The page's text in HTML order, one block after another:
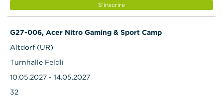
S'inscrire
G27-006, Acer Nitro Gaming & Sport Camp
Altdorf (UR)
Turnhalle Feldli
10.05.2027 - 14.05.2027
32